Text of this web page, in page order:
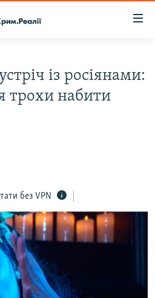
із росіянами:
трохи набити
без VPN